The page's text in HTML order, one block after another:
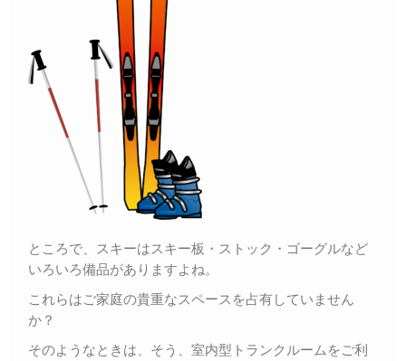
ところで、スキーはスキー板・ストック・ゴーグルなど
いろいろ備品がありますよね。
これらはご家庭の貴重なスペースを占有していません
か？
そのようなときは、そう、室内型トランクルームをご利